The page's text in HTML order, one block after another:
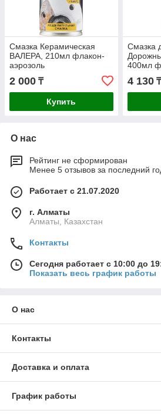
Смазка Керамическая
ВАЛЕРА, 210мл флакон-
аэрозоль
2 000 ₸
Купить
Смазка
400мл
(МС
4 130₸
О нас
Рейтинг не сформирован
Менее 5 отзывов за последний
Работает с 21.07.2020
г. Алматы
Алматы, Казахстан
Контакты
Сегодня работает с 10:00 до
Показать весь график работы
О нас
Контакты
Доставка и оплата
График работы